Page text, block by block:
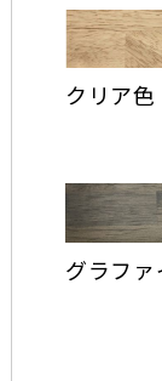
クリア色
グラファ